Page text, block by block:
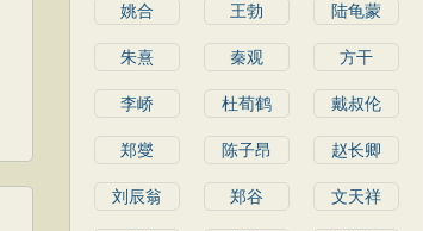
姚合 王勃 陆龟蒙
朱熹 秦观 方干
李峤 杜荀鹤 戴叔伦
郑燮 陈子昂 赵长卿
刘辰翁 郑谷 文天祥